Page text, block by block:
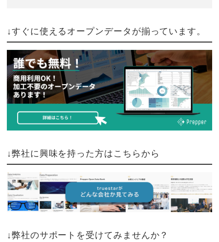
↓すぐに使えるオープンデータが揃っています。
↓弊社に興味を持った方はこちらから
↓弊社のサポートを受けてみませんか？